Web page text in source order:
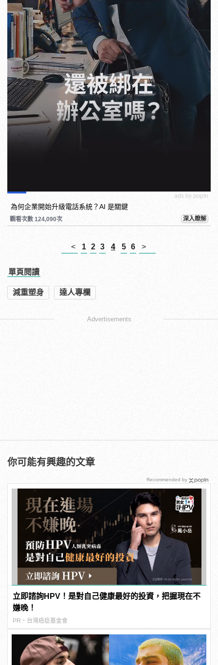
ads by popIn
為何企業開始升級電話系統？AI 是關鍵
觀看次數 124,090次 深入瞭解
< 1 2 3 4 5 6 >
單頁閱讀
減重塑身 達人專欄
Advertisements
你可能有興趣的文章
立即諮詢HPV！是對自己健康最好的投資，把握現在不
嫌晚！
PR・台灣癌症基金會
Recommended by